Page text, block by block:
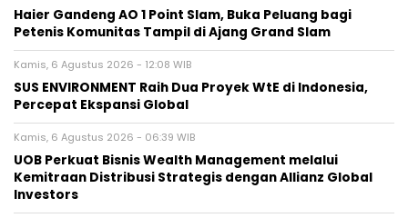
Haier Gandeng AO 1 Point Slam, Buka Peluang bagi
Petenis Komunitas Tampil di Ajang Grand Slam
Kamis, 6 Agustus 2026 - 12:08 WIB
SUS ENVIRONMENT Raih Dua Proyek WtE di Indonesia,
Percepat Ekspansi Global
Kamis, 6 Agustus 2026 - 06:39 WIB
UOB Perkuat Bisnis Wealth Management melalui
Kemitraan Distribusi Strategis dengan Allianz Global
Investors